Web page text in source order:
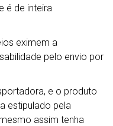
é de inteira
eximem a
pelo envio por
e o produto
estipulado pela
assim tenha